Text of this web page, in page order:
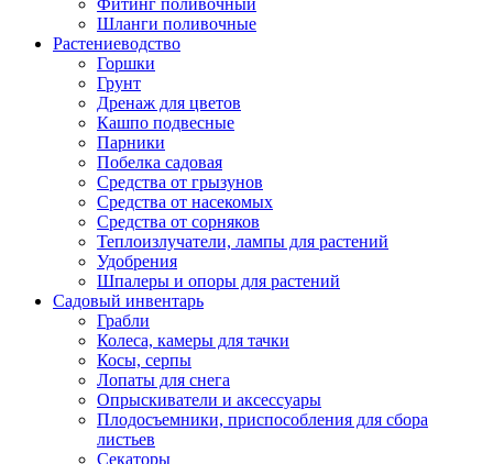
Фитинг поливочный
Шланги поливочные
Растениеводство
Горшки
Грунт
Дренаж для цветов
Кашпо подвесные
Парники
Побелка садовая
Средства от грызунов
Средства от насекомых
Средства от сорняков
Теплоизлучатели, лампы для растений
Удобрения
Шпалеры и опоры для растений
Садовый инвентарь
Грабли
Колеса, камеры для тачки
Косы, серпы
Лопаты для снега
Опрыскиватели и аксессуары
Плодосъемники, приспособления для сбора
листьев
Секаторы